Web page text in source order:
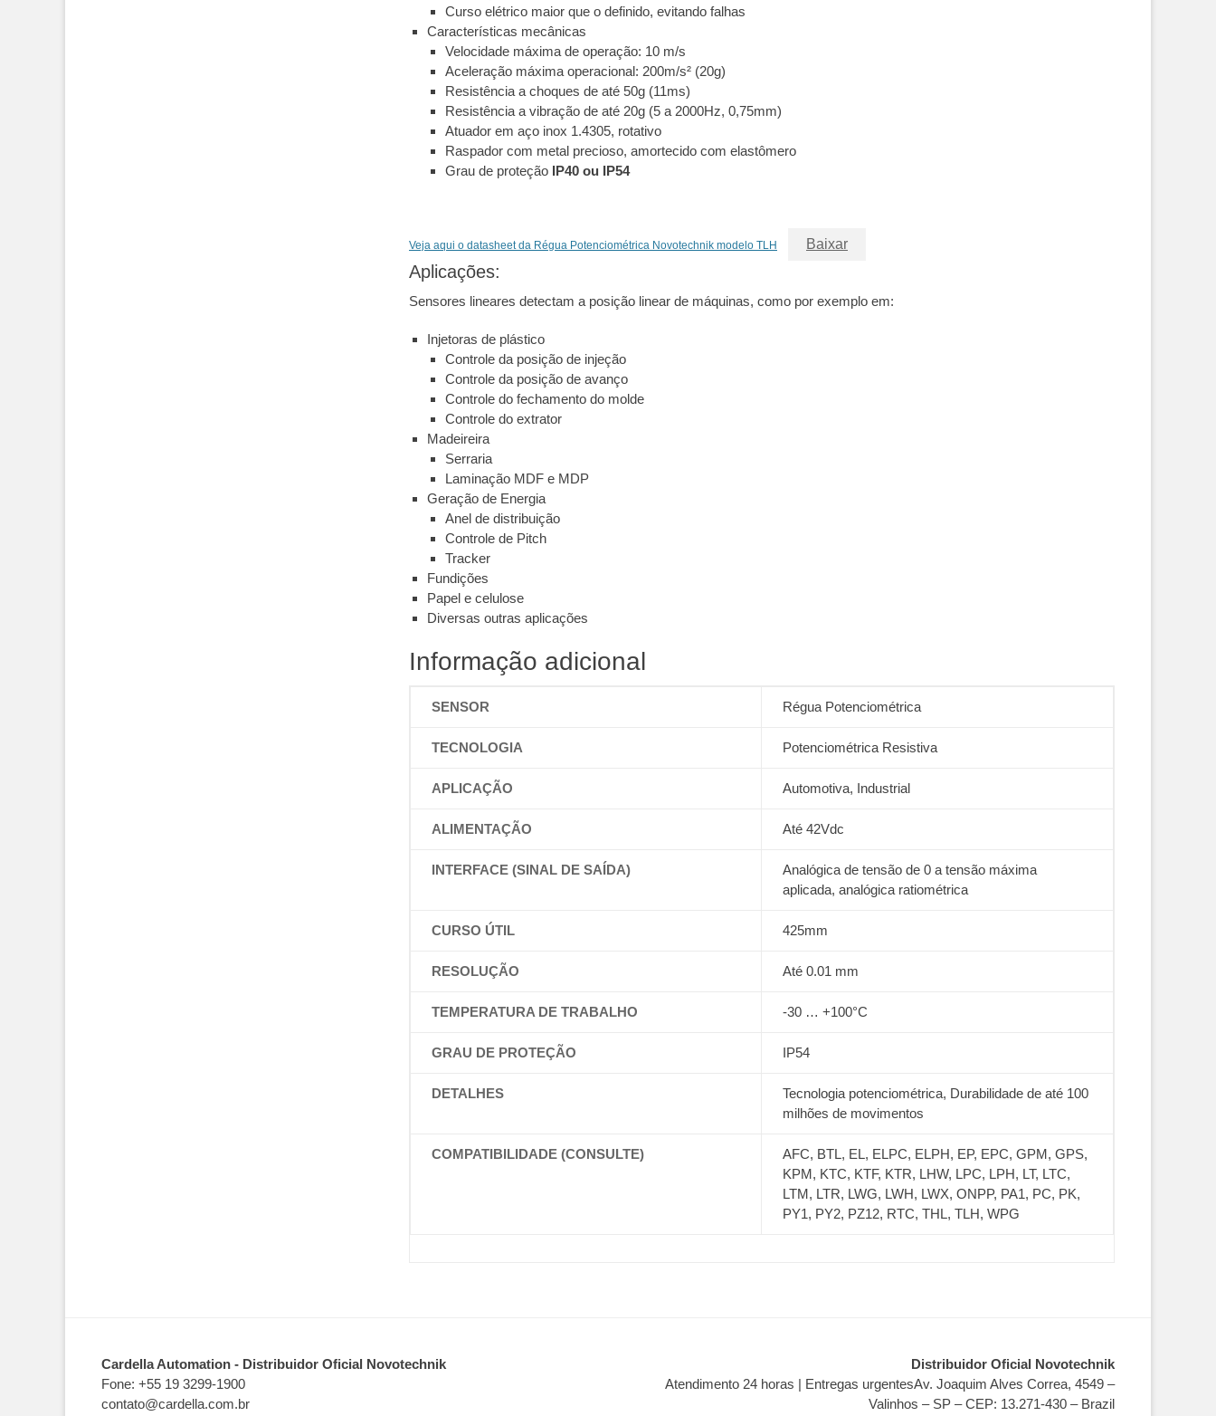
Curso elétrico maior que o definido, evitando falhas
Características mecânicas
Velocidade máxima de operação: 10 m/s
Aceleração máxima operacional: 200m/s² (20g)
Resistência a choques de até 50g (11ms)
Resistência a vibração de até 20g (5 a 2000Hz, 0,75mm)
Atuador em aço inox 1.4305, rotativo
Raspador com metal precioso, amortecido com elastômero
Grau de proteção IP40 ou IP54
Veja aqui o datasheet da Régua Potenciométrica Novotechnik modelo TLH Baixar
Aplicações:
Sensores lineares detectam a posição linear de máquinas, como por exemplo em:
Injetoras de plástico
Controle da posição de injeção
Controle da posição de avanço
Controle do fechamento do molde
Controle do extrator
Madeireira
Serraria
Laminação MDF e MDP
Geração de Energia
Anel de distribuição
Controle de Pitch
Tracker
Fundições
Papel e celulose
Diversas outras aplicações
Informação adicional
SENSOR Régua Potenciométrica
TECNOLOGIA Potenciométrica Resistiva
APLICAÇÃO Automotiva, Industrial
ALIMENTAÇÃO Até 42Vdc
INTERFACE (SINAL DE SAÍDA)
Analógica de tensão de 0 a tensão máxima
aplicada, analógica ratiométrica
CURSO ÚTIL 425mm
RESOLUÇÃO Até 0.01 mm
TEMPERATURA DE TRABALHO -30 … +100°C
GRAU DE PROTEÇÃO IP54
DETALHES
Tecnologia potenciométrica, Durabilidade de até 100
milhões de movimentos
COMPATIBILIDADE (CONSULTE)
AFC, BTL, EL, ELPC, ELPH, EP, EPC, GPM, GPS,
KPM, KTC, KTF, KTR, LHW, LPC, LPH, LT, LTC,
LTM, LTR, LWG, LWH, LWX, ONPP, PA1, PC, PK,
PY1, PY2, PZ12, RTC, THL, TLH, WPG
Cardella Automation - Distribuidor Oficial Novotechnik
Fone: +55 19 3299-1900
contato@cardella.com.br
Distribuidor Oficial Novotechnik
Atendimento 24 horas | Entregas urgentesAv. Joaquim Alves Correa, 4549 –
Valinhos – SP – CEP: 13.271-430 – Brazil